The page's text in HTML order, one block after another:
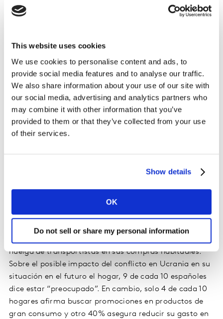
This website uses cookies
We use cookies to personalise content and ads, to
provide social media features and to analyse our traffic.
We also share information about your use of our site with
our social media, advertising and analytics partners who
may combine it with other information that you’ve
provided to them or that they’ve collected from your use
of their services.
Show details
OK
Do not sell or share my personal information
aliviar el efecto que la inflación podría tener en el
bolsillo, utilizando alternativas para tratar de abaratar
febrero, los datos señalaban que, por el momento, no
iba a darse una situación de 'downtrading', pero la
acumulación de malas noticias ha acabado por
provocarlo en las semanas analizadas. No obstante, los
datos agregados no muestran por ahora un gran
efecto, lo que demuestra que hay un grupo relevante de
consumo.
El cambio de hábitos en las compras está directamente
relacionado con la preocupación que los españoles
muestran ante el escenario actual. Tal y como se
desprende de una encuesta reciente realizada por
Kantar, un 44% de los consumidores ha declarado estar
huelga de transportistas en sus compras habituales.
Sobre el posible impacto del conflicto en Ucrania en su
situación en el futuro el hogar, 9 de cada 10 españoles
dice estar “preocupado”. En cambio, solo 4 de cada 10
hogares afirma buscar promociones en productos de
gran consumo y otro 40% asegura reducir su gasto en